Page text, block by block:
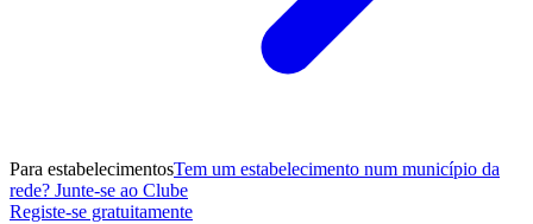
Para estabelecimentosTem um estabelecimento num município da
rede? Junte-se ao Clube
Registe-se gratuitamente